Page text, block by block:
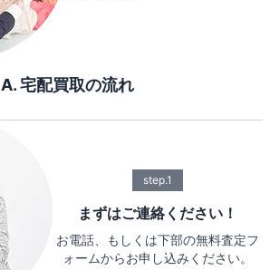
A. 宅配買取の流れ
step.1
まずはご連絡ください！
お電話、もしくは下部の無料査定フ
ォームからお申し込みください。